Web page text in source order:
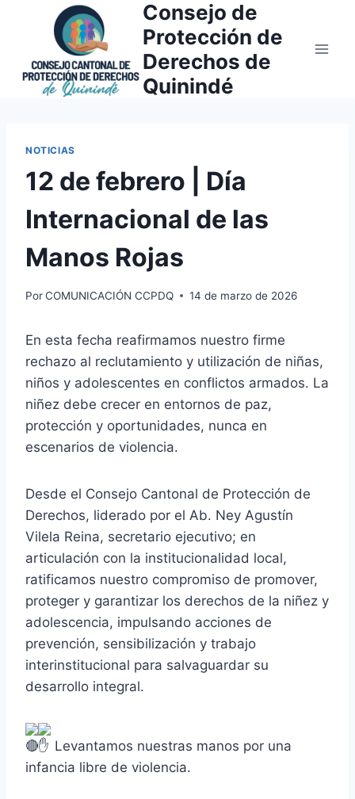
contenido
Consejo de
Protección de
Derechos de
Quinindé
NOTICIAS
12 de febrero | Día
Internacional de las
Manos Rojas
PorCOMUNICACIÓN CCPDQ 14 de marzo de 2026
En esta fecha reafirmamos nuestro firme
rechazo al reclutamiento y utilización de niñas,
niños y adolescentes en conflictos armados. La
niñez debe crecer en entornos de paz,
protección y oportunidades, nunca en
escenarios de violencia.
Desde el Consejo Cantonal de Protección de
Derechos, liderado por el Ab. Ney Agustín
Vilela Reina, secretario ejecutivo; en
articulación con la institucionalidad local,
ratificamos nuestro compromiso de promover,
proteger y garantizar los derechos de la niñez y
adolescencia, impulsando acciones de
prevención, sensibilización y trabajo
interinstitucional para salvaguardar su
desarrollo integral.
Levantamos nuestras manos por una
infancia libre de violencia.